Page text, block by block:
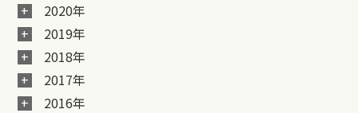
2020年
2019年
2018年
2017年
2016年